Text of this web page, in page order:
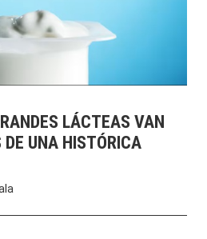
LÁCTEAS VAN
UNA HISTÓRICA